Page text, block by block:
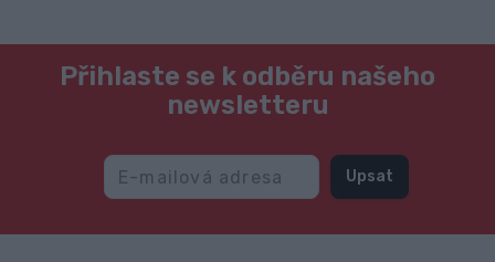
Přihlaste se k odběru našeho
newsletteru
Upsat